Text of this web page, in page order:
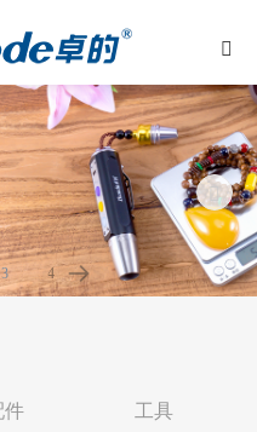
3 4
件 工具